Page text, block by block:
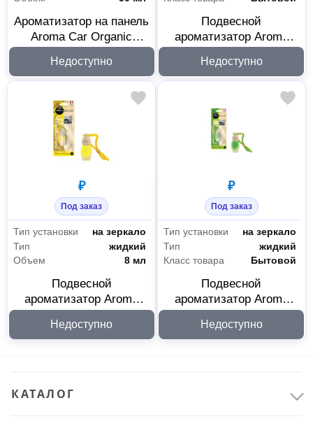
Ароматизатор на панель
Aroma Car Organic
Недоступно
Подвесной
ароматизатор Aroma
92083
Недоступно
₽
Под заказ
Тип установки
на зеркало
Тип
жидкий
Объем
8 мл
Подвесной
ароматизатор Aroma
92082
Недоступно
₽
Под заказ
Тип установки
на зеркало
Тип
жидкий
Класс товара
Бытовой
Подвесной
ароматизатор Aroma
92081
Недоступно
КАТАЛОГ